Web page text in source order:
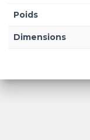
Poids
Dimensions